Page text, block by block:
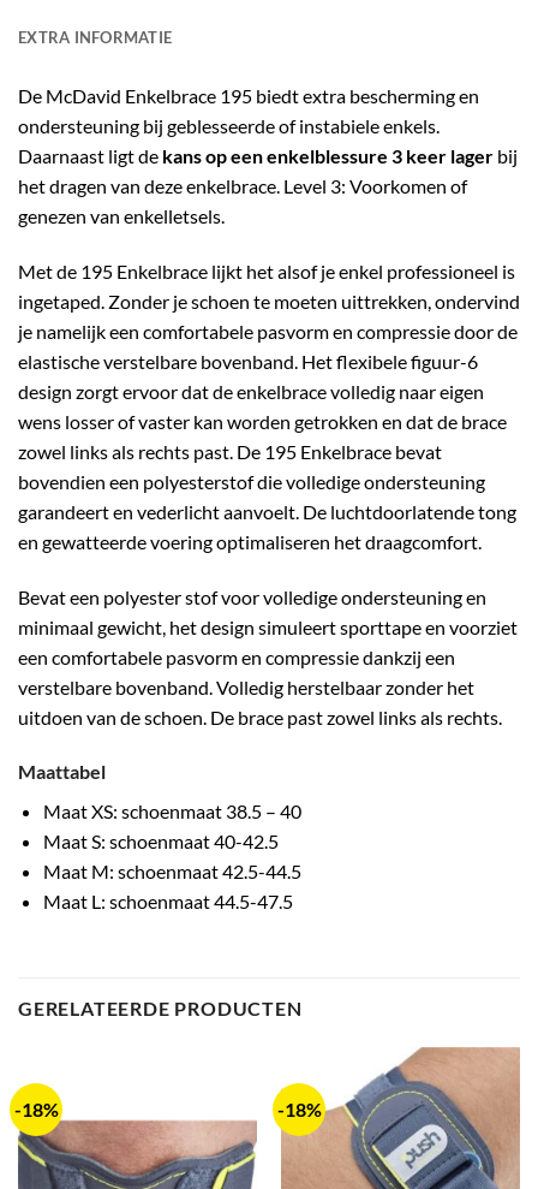
EXTRA INFORMATIE
De McDavid Enkelbrace 195 biedt extra bescherming en
ondersteuning bij geblesseerde of instabiele enkels.
Daarnaast ligt de kans op een enkelblessure 3 keer lager bij
het dragen van deze enkelbrace. Level 3: Voorkomen of
genezen van enkelletsels.
Met de 195 Enkelbrace lijkt het alsof je enkel professioneel is
ingetaped. Zonder je schoen te moeten uittrekken, ondervind
je namelijk een comfortabele pasvorm en compressie door de
elastische verstelbare bovenband. Het flexibele figuur-6
design zorgt ervoor dat de enkelbrace volledig naar eigen
wens losser of vaster kan worden getrokken en dat de brace
zowel links als rechts past. De 195 Enkelbrace bevat
bovendien een polyesterstof die volledige ondersteuning
garandeert en vederlicht aanvoelt. De luchtdoorlatende tong
en gewatteerde voering optimaliseren het draagcomfort.
Bevat een polyester stof voor volledige ondersteuning en
minimaal gewicht, het design simuleert sporttape en voorziet
een comfortabele pasvorm en compressie dankzij een
verstelbare bovenband. Volledig herstelbaar zonder het
uitdoen van de schoen. De brace past zowel links als rechts.
Maattabel
Maat XS: schoenmaat 38.5 – 40
Maat S: schoenmaat 40-42.5
Maat M: schoenmaat 42.5-44.5
Maat L: schoenmaat 44.5-47.5
GERELATEERDE PRODUCTEN
-18% -18%